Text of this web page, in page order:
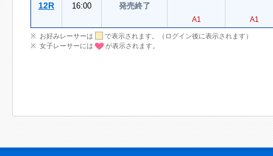
12R 16:00 発売終了
A1 A1
お好みレーサーは
で表示されます。（ログイン後に表示されます）
女子レーサーには
が表示されます。